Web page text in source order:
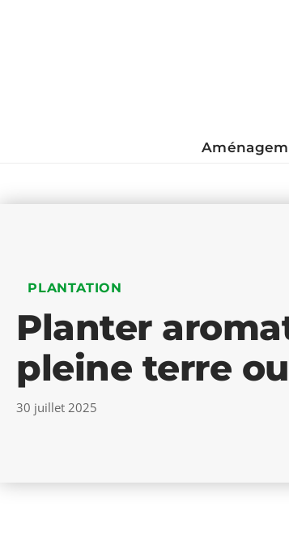
PLANTATION
Planter
pleine terre
30 juillet 2025